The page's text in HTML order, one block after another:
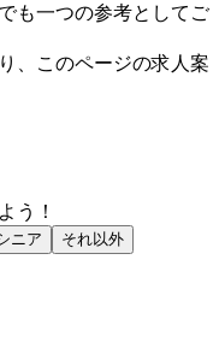
も一つの参考としてご
、このページの求人案
う！
ニア
それ以外